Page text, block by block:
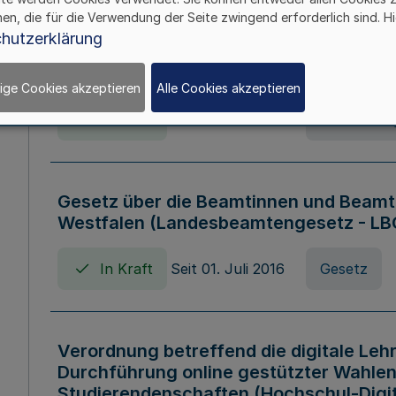
Verordnung über die
Nordrhein-Westfalen
Gesetz über die Beamtinnen und
Westfalen (Landesbeamtengesetz -
In Kraft Seit 01. Juli 2016 Gesetz
Verordnung betreffend die digitale
Durchführung online gestützter
die für die Verwendung der Seite zwingend erforderlich sind.
Cookies akzeptieren Alle Cookies akzeptieren